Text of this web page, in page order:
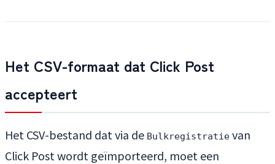
Het CSV-formaat dat Click Post
accepteert
Het CSV-bestand dat via de Bulkregistratie van
Click Post wordt geïmporteerd, moet een